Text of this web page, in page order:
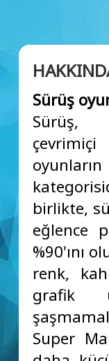
Sürüş
Sürüş,
birlikte,
eğlence
%90'ını
renk,
grafik
Super